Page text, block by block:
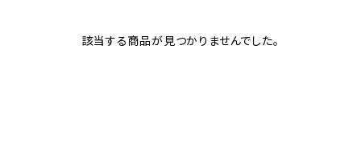
該当する商品が見つかりませんでした。